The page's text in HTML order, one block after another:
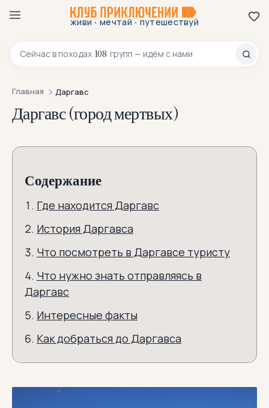
живи · мечтай · путешествуй
Сейчас в походах 108 групп — идём с нами
8 800 200-70-23
Главная Даргавс
Даргавс (город мертвых)
Содержание
Где находится Даргавс
История Даргавса
Что посмотреть в Даргавсе туристу
Что нужно знать отправляясь в
Даргавс
Интересные факты
Как добраться до Даргавса